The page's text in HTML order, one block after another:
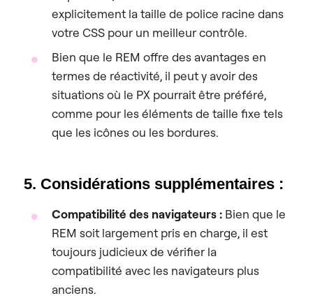
explicitement la taille de police racine dans
votre CSS pour un meilleur contrôle.
Bien que le REM offre des avantages en
termes de réactivité, il peut y avoir des
situations où le PX pourrait être préféré,
comme pour les éléments de taille fixe tels
que les icônes ou les bordures.
5. Considérations supplémentaires :
Compatibilité des navigateurs : Bien que le
REM soit largement pris en charge, il est
toujours judicieux de vérifier la
compatibilité avec les navigateurs plus
anciens.